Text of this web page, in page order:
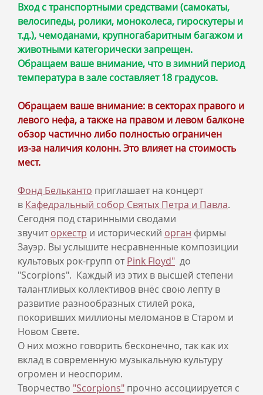
Вход с транспортными средствами (самокаты,
велосипеды, ролики, моноколеса, гироскутеры и
т.д.), чемоданами, крупногабаритным багажом и
животными категорически запрещен.
Обращаем ваше внимание, что в зимний период
температура в зале составляет 18 градусов.
Обращаем ваше внимание: в секторах правого и
левого нефа, а также на правом и левом балконе
обзор частично либо полностью ограничен
из‑за наличия колонн. Это влияет на стоимость
мест.
Фонд Бельканто приглашает на концерт
в Кафедральный собор Святых Петра и Павла.
Сегодня под старинными сводами
звучиторкестр и исторический орган фирмы
Зауэр. Вы услышите несравненные композиции
культовых рок-групп отPink Floyd" до
"Scorpions". Каждый из этих в высшей степени
талантливых коллективов внёс свою лепту в
развитие разнообразных стилей рока,
покоривших миллионы меломанов в Старом и
Новом Свете.
О них можно говорить бесконечно, так как их
вклад в современную музыкальную культуру
огромен и неоспорим.
Творчество "Scorpions" прочно ассоциируется с